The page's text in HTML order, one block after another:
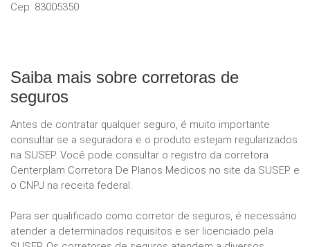
Cep: 83005350
Saiba mais sobre corretoras de
seguros
Antes de contratar qualquer seguro, é muito importante
consultar se a seguradora e o produto estejam regularizados
na SUSEP. Você pode consultar o registro da corretora
Centerplam Corretora De Planos Medicos no site da SUSEP e
o CNPJ na receita federal.
Para ser qualificado como corretor de seguros, é necessário
atender a determinados requisitos e ser licenciado pela